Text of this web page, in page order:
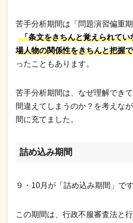
苦手分析期間は「問題演習偏重期
「条文をきちんと覚えられてい
場人物の関係性をきちんと把握
ったこともあります。
苦手分析期間は、なぜ理解でき
間違えてしまうのか？を考えな
間に充てました。
詰め込み期間
９・10月が「詰め込み期間」です
この期間は、行政不服審査法と